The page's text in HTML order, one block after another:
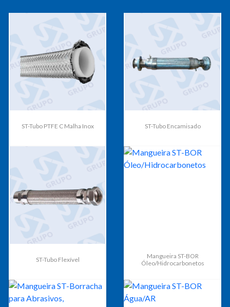
ST-Tubo PTFE C Malha Inox ST-Tubo Encamisado
ST-Tubo Flexível
Mangueira ST-BOR
Óleo/Hidrocarbonetos